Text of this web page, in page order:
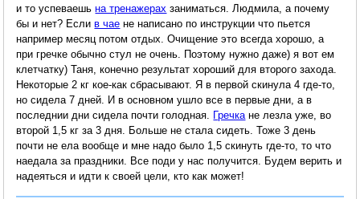
и то успеваешьна тренажерах заниматься. Людмила, а почему
бы и нет? Еслив чае не написано по инструкции что пьется
например месяц потом отдых. Очищение это всегда хорошо, а
при гречке обычно стул не очень. Поэтому нужно даже) я вот ем
клетчатку) Таня, конечно результат хороший для второго захода.
Некоторые 2 кг кое-как сбрасывают. Я в первой скинула 4 где-то,
но сидела 7 дней. И в основном ушло все в первые дни, а в
последнии дни сидела почти голодная.
Гречка не лезла уже, во
второй 1,5 кг за 3 дня. Больше не стала сидеть. Тоже 3 день
почти не ела вообще и мне надо было 1,5 скинуть где-то, то что
наедала за праздники. Все поди у нас получится. Будем верить и
надеяться и идти к своей цели, кто как может!